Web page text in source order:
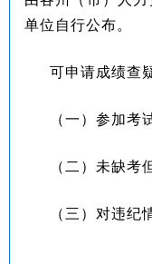
单位自行公布。
可申请成绩查
（一）参加考
（二）未缺考
（三）对违纪